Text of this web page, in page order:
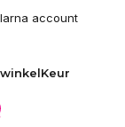
account